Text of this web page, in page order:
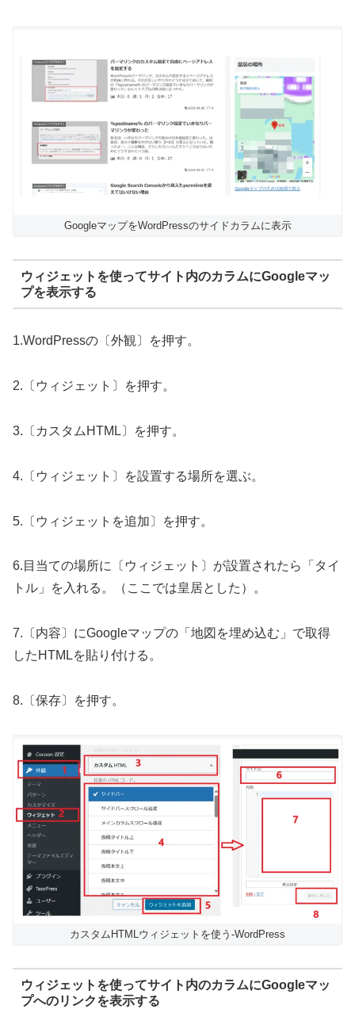
GoogleマップをWordPressのサイドカラムに表示
ウィジェットを使ってサイト内のカラムにGoogleマッ
プを表示する
1.WordPressの〔外観〕を押す。
2.〔ウィジェット〕を押す。
3.〔カスタムHTML〕を押す。
4.〔ウィジェット〕を設置する場所を選ぶ。
5.〔ウィジェットを追加〕を押す。
6.目当ての場所に〔ウィジェット〕が設置されたら「タイ
トル」を入れる。（ここでは皇居とした）。
7.〔内容〕にGoogleマップの「地図を埋め込む」で取得
したHTMLを貼り付ける。
8.〔保存〕を押す。
カスタムHTMLウィジェットを使う-WordPress
ウィジェットを使ってサイト内のカラムにGoogleマッ
プへのリンクを表示する